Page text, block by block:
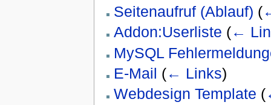
Seitenaufruf (Ablauf) (
Addon:Userliste (←
MySQL
E-Mail (← Links)
Webdesign Template (